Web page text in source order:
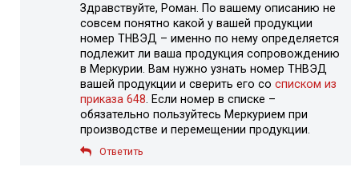
Здравствуйте, Роман. По вашему описанию не
совсем понятно какой у вашей продукции
номер ТНВЭД – именно по нему определяется
подлежит ли ваша продукция сопровождению
в Меркурии. Вам нужно узнать номер ТНВЭД
вашей продукции и сверить его со списком из
приказа 648 . Если номер в списке –
обязательно пользуйтесь Меркурием при
производстве и перемещении продукции.
Ответить